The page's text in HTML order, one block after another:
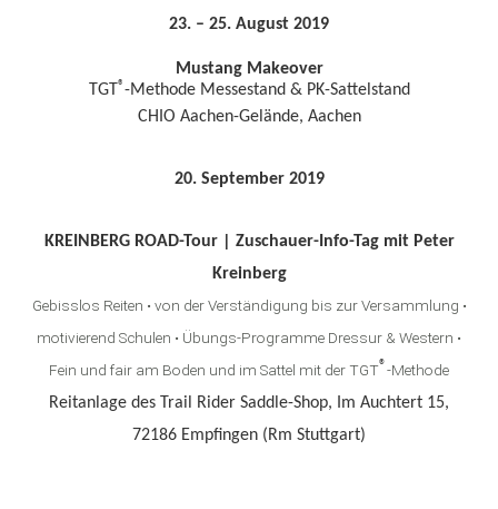
23. – 25. August 2019
Mustang Makeover
TGT ®-Methode Messestand & PK-Sattelstand
CHIO Aachen-Gelände, Aachen
20. September 2019
KREINBERG ROAD-Tour | Zuschauer-Info-Tag mit Peter
Kreinberg
Gebisslos Reiten • von der Verständigung bis zur Versammlung •
motivierend Schulen • Übungs-Programme Dressur & Western •
Fein und fair am Boden und im Sattel mit der TGT®-Methode
Reitanlage des Trail Rider Saddle-Shop, Im Auchtert 15,
72186 Empfingen (Rm Stuttgart)